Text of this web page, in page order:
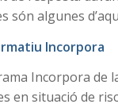
són algunes
Incorpora
Incorpora de
en situació de